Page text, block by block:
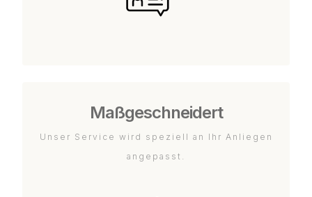
Maßgeschneidert
Unser Service wird speziell an Ihr Anliegen
angepasst.